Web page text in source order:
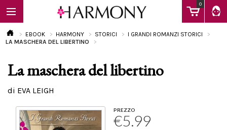
0
EBOOK
EBOOK HARMONY STORICI
I GRANDI ROMANZI STORICI
LA MASCHERA DEL LIBERTINO
La maschera del libertino
di EVA LEIGH
PREZZO
€5.99